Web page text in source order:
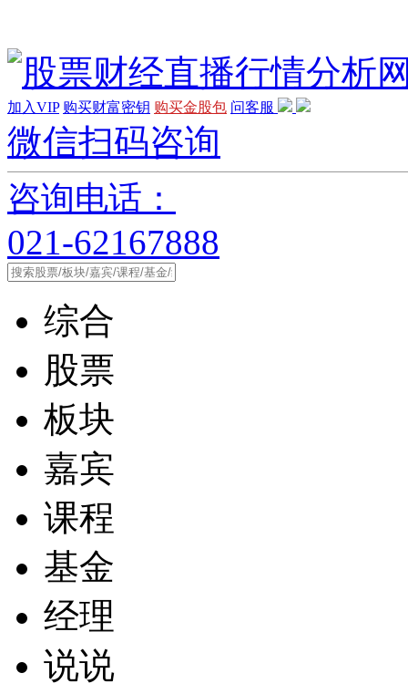
加入VIP 购买财富密钥 购买金股包 问客服
微信扫码咨询
咨询电话：
021-62167888
综合
股票
板块
嘉宾
课程
基金
经理
说说